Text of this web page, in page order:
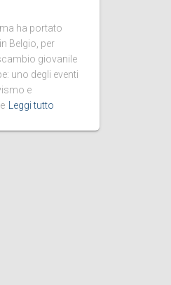
ha portato
Belgio, per
giovanile
uno degli eventi
e
Leggi tutto